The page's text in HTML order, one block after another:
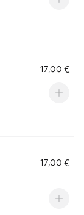
17,00 €
17,00 €